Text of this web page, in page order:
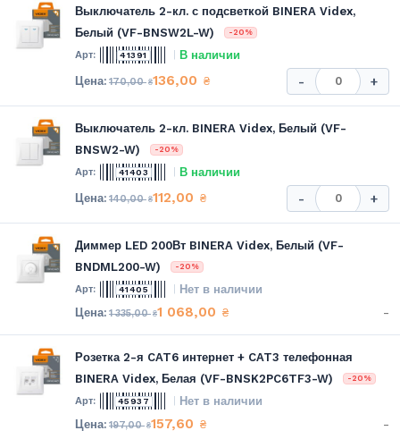
Выключатель 2-кл. с подсветкой BINERA Videx,
Белый (VF-BNSW2L-W)
-20%
41391 В наличии
170,00₴136,00 ₴ - +
Выключатель 2-кл. BINERA Videx, Белый (VF-
BNSW2-W)
-20%
41403 В наличии
140,00₴112,00 ₴ - +
Диммер LED 200Вт BINERA Videx, Белый (VF-
BNDML200-W)
-20%
41405 Нет в наличии
1 335,00₴1 068,00 ₴ -
Розетка 2-я CAT6 интернет + CAT3 телефонная
BINERA Videx, Белая (VF-BNSK2PC6TF3-W)
-20%
45937 Нет в наличии
197,00₴157,60 ₴ -